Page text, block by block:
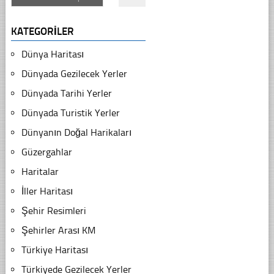
KATEGORILER
Dünya Haritası
Dünyada Gezilecek Yerler
Dünyada Tarihi Yerler
Dünyada Turistik Yerler
Dünyanın Doğal Harikaları
Güzergahlar
Haritalar
İller Haritası
Şehir Resimleri
Şehirler Arası KM
Türkiye Haritası
Türkiyede Gezilecek Yerler